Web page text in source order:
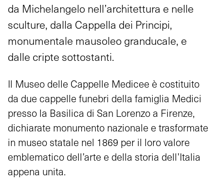
da Michelangelo nell’architettura e nelle
sculture, dalla Cappella dei Principi,
monumentale mausoleo granducale, e
dalle cripte sottostanti.
Il Museo delle Cappelle Medicee è costituito
da due cappelle funebri della famiglia Medici
presso la Basilica di San Lorenzo a Firenze,
dichiarate monumento nazionale e trasformate
in museo statale nel 1869 per il loro valore
emblematico dell’arte e della storia dell’Italia
appena unita.